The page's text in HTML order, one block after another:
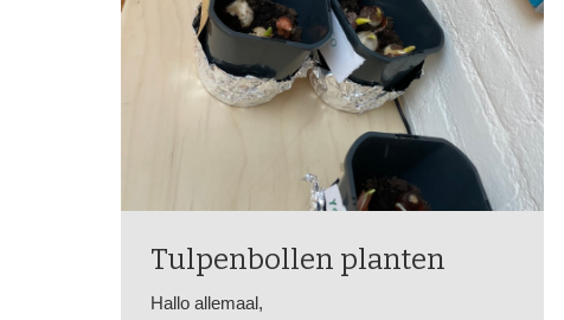
Tulpenbollen planten
Hallo allemaal,